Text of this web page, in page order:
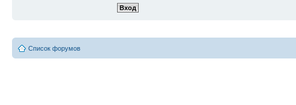
Список форумов